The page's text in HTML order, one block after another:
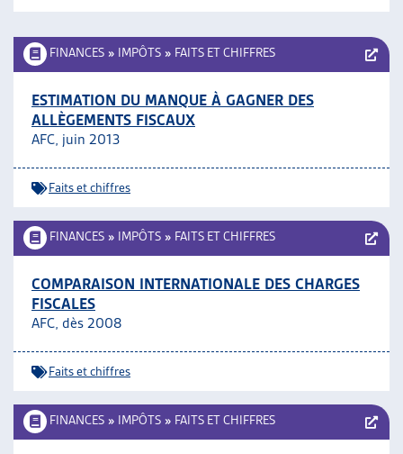
FINANCES » IMPÔTS » FAITS ET CHIFFRES
ESTIMATION DU MANQUE À GAGNER DES
ALLÈGEMENTS FISCAUX
AFC, juin 2013
Faits et chiffres
FINANCES » IMPÔTS » FAITS ET CHIFFRES
COMPARAISON INTERNATIONALE DES CHARGES
FISCALES
AFC, dès 2008
Faits et chiffres
FINANCES » IMPÔTS » FAITS ET CHIFFRES